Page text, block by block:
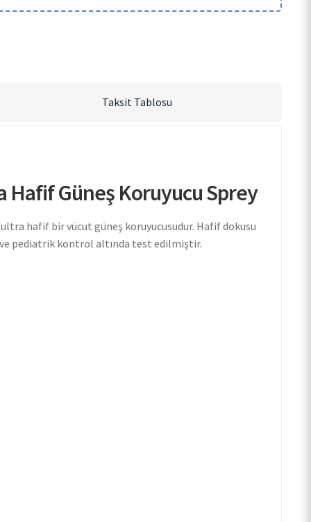
Taksit Tablosu
Hafif Güneş Koruyucu Sprey
hafif bir vücut güneş koruyucusudur. Hafif dokusu
pediatrik kontrol altında test edilmiştir.